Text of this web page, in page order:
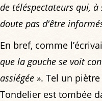
de téléspectateurs qui,
doute pas d'être
En bref, comme
que la gauche se voit
assiégée ». Tel un
Tondelier est tombée